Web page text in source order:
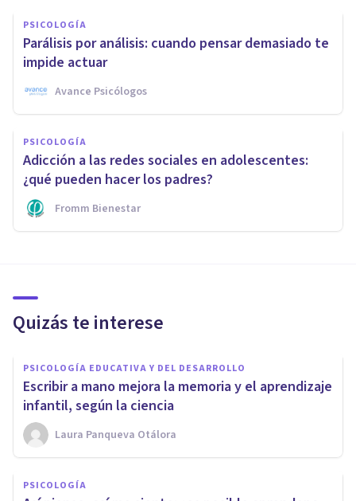
PSICOLOGÍA
Parálisis por análisis: cuando pensar demasiado te
impide actuar
Avance Psicólogos
PSICOLOGÍA
Adicción a las redes sociales en adolescentes:
¿qué pueden hacer los padres?
Fromm Bienestar
Quizás te interese
PSICOLOGÍA EDUCATIVA Y DEL DESARROLLO
Escribir a mano mejora la memoria y el aprendizaje
infantil, según la ciencia
Laura Panqueva Otálora
PSICOLOGÍA